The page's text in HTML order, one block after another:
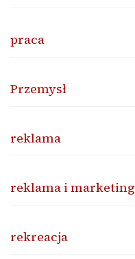
praca
Przemysł
reklama
reklama i marketing
rekreacja